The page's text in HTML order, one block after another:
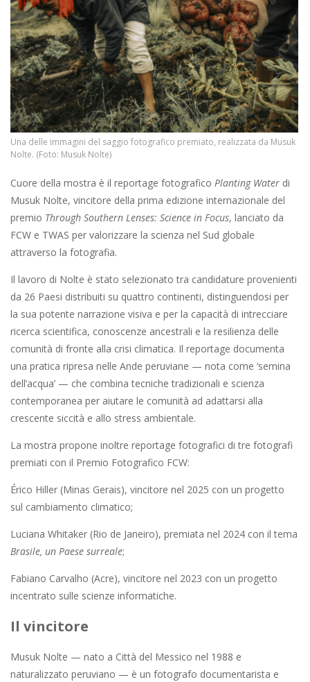
Una delle immagini del saggio fotografico premiato, realizzata da Musuk
Nolte. (Foto: Musuk Nolte)
Cuore della mostra è il reportage fotografico Planting Water di
Musuk Nolte, vincitore della prima edizione internazionale del
premio Through Southern Lenses: Science in Focus, lanciato da
FCW e TWAS per valorizzare la scienza nel Sud globale
attraverso la fotografia.
Il lavoro di Nolte è stato selezionato tra candidature provenienti
da 26 Paesi distribuiti su quattro continenti, distinguendosi per
la sua potente narrazione visiva e per la capacità di intrecciare
ricerca scientifica, conoscenze ancestrali e la resilienza delle
comunità di fronte alla crisi climatica. Il reportage documenta
una pratica ripresa nelle Ande peruviane — nota come ‘semina
dell’acqua’ — che combina tecniche tradizionali e scienza
contemporanea per aiutare le comunità ad adattarsi alla
crescente siccità e allo stress ambientale.
La mostra propone inoltre reportage fotografici di tre fotografi
premiati con il Premio Fotografico FCW:
Érico Hiller (Minas Gerais), vincitore nel 2025 con un progetto
sul cambiamento climatico;
Luciana Whitaker (Rio de Janeiro), premiata nel 2024 con il tema
Brasile, un Paese surreale;
Fabiano Carvalho (Acre), vincitore nel 2023 con un progetto
incentrato sulle scienze informatiche.
Il vincitore
Musuk Nolte — nato a Città del Messico nel 1988 e
naturalizzato peruviano — è un fotografo documentarista e